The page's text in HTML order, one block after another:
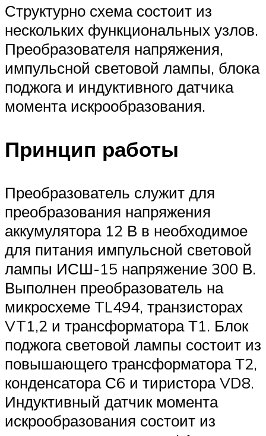
Структурно схема состоит из
нескольких функциональных узлов.
Преобразователя напряжения,
импульсной световой лампы, блока
поджога и индуктивного датчика
момента искрообразования.
Принцип работы
Преобразователь служит для
преобразования напряжения
аккумулятора 12 В в необходимое
для питания импульсной световой
лампы ИСШ-15 напряжение 300 В.
Выполнен преобразователь на
микросхеме TL494, транзисторах
VT1,2 и трансформатора Т1. Блок
поджога световой лампы состоит из
повышающего трансформатора Т2,
конденсатора С6 и тиристора VD8.
Индуктивный датчик момента
искрообразования состоит из